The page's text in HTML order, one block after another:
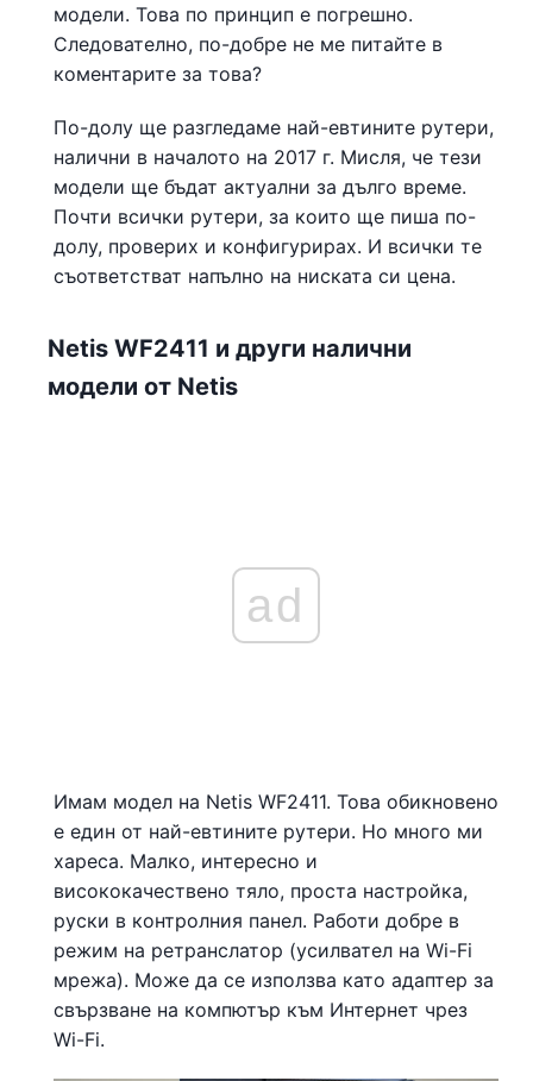
модели. Това по принцип е погрешно.
Следователно, по-добре не ме питайте в
коментарите за това?
По-долу ще разгледаме най-евтините рутери,
налични в началото на 2017 г. Мисля, че тези
модели ще бъдат актуални за дълго време.
Почти всички рутери, за които ще пиша по-
долу, проверих и конфигурирах. И всички те
съответстват напълно на ниската си цена.
Netis WF2411 и други налични
модели от Netis
ad
Имам модел на Netis WF2411. Това обикновено
е един от най-евтините рутери. Но много ми
хареса. Малко, интересно и
висококачествено тяло, проста настройка,
руски в контролния панел. Работи добре в
режим на ретранслатор (усилвател на Wi-Fi
мрежа). Може да се използва като адаптер за
свързване на компютър към Интернет чрез
Wi-Fi.